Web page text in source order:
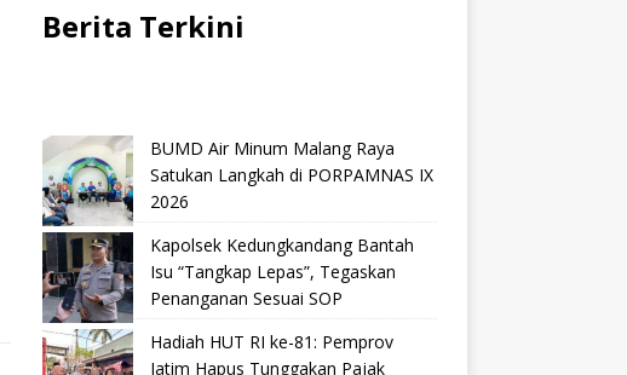
Berita Terkini
BUMD Air Minum Malang Raya
Satukan Langkah di PORPAMNAS IX
2026
Kapolsek Kedungkandang Bantah
Isu “Tangkap Lepas”, Tegaskan
Penanganan Sesuai SOP
Hadiah HUT RI ke-81: Pemprov
Jatim Hapus Tunggakan Pajak